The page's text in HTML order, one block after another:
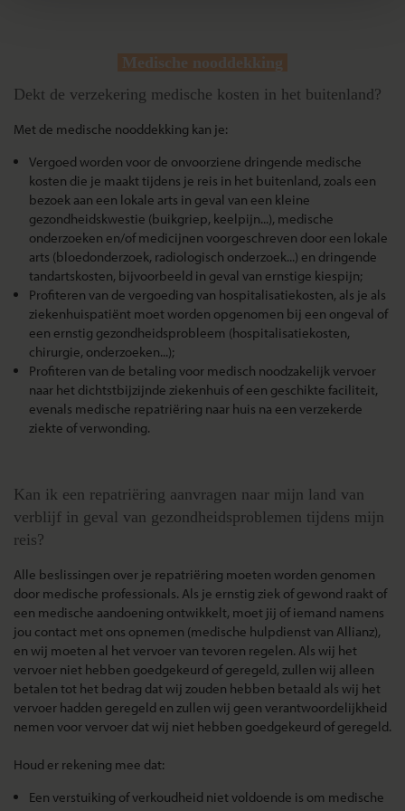
Medische nooddekking
Dekt de verzekering medische kosten in het buitenland?
Met de medische nooddekking kan je:
Vergoed worden voor de onvoorziene dringende medische
kosten die je maakt tijdens je reis in het buitenland, zoals een
bezoek aan een lokale arts in geval van een kleine
gezondheidskwestie (buikgriep, keelpijn...), medische
onderzoeken en/of medicijnen voorgeschreven door een lokale
arts (bloedonderzoek, radiologisch onderzoek...) en dringende
tandartskosten, bijvoorbeeld in geval van ernstige kiespijn;
Profiteren van de vergoeding van hospitalisatiekosten, als je als
ziekenhuispatiënt moet worden opgenomen bij een ongeval of
een ernstig gezondheidsprobleem (hospitalisatiekosten,
chirurgie, onderzoeken...);
Profiteren van de betaling voor medisch noodzakelijk vervoer
naar het dichtstbijzijnde ziekenhuis of een geschikte faciliteit,
evenals medische repatriëring naar huis na een verzekerde
ziekte of verwonding.
Kan ik een repatriëring aanvragen naar mijn land van
verblijf in geval van gezondheidsproblemen tijdens mijn
reis?
Alle beslissingen over je repatriëring moeten worden genomen
door medische professionals. Als je ernstig ziek of gewond raakt of
een medische aandoening ontwikkelt, moet jij of iemand namens
jou contact met ons opnemen (medische hulpdienst van Allianz),
en wij moeten al het vervoer van tevoren regelen. Als wij het
vervoer niet hebben goedgekeurd of geregeld, zullen wij alleen
betalen tot het bedrag dat wij zouden hebben betaald als wij het
vervoer hadden geregeld en zullen wij geen verantwoordelijkheid
nemen voor vervoer dat wij niet hebben goedgekeurd of geregeld.
Houd er rekening mee dat:
Een verstuiking of verkoudheid niet voldoende is om medische